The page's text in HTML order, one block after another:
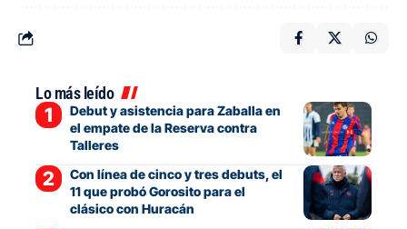
Lo más leído
Debut y asistencia para Zaballa en
el empate de la Reserva contra
Talleres
Con línea de cinco y tres debuts, el
11 que probó Gorosito para el
clásico con Huracán